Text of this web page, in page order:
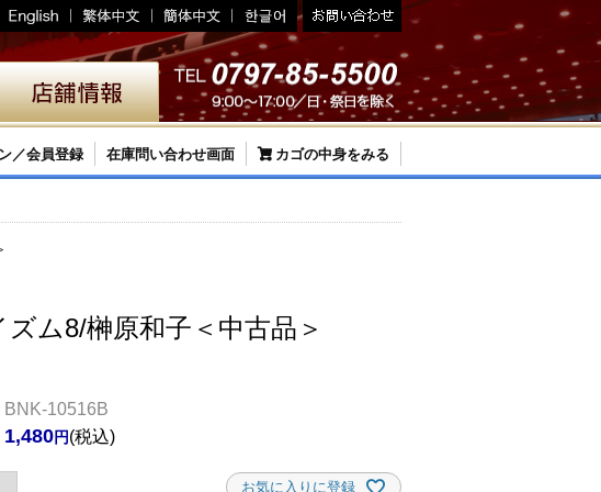
／会員登録 在庫問い合わせ画面 カゴの中身をみる
ズム8/榊原和子＜中古品＞
BNK-10516B
1,480 税込
お気に入りに登録